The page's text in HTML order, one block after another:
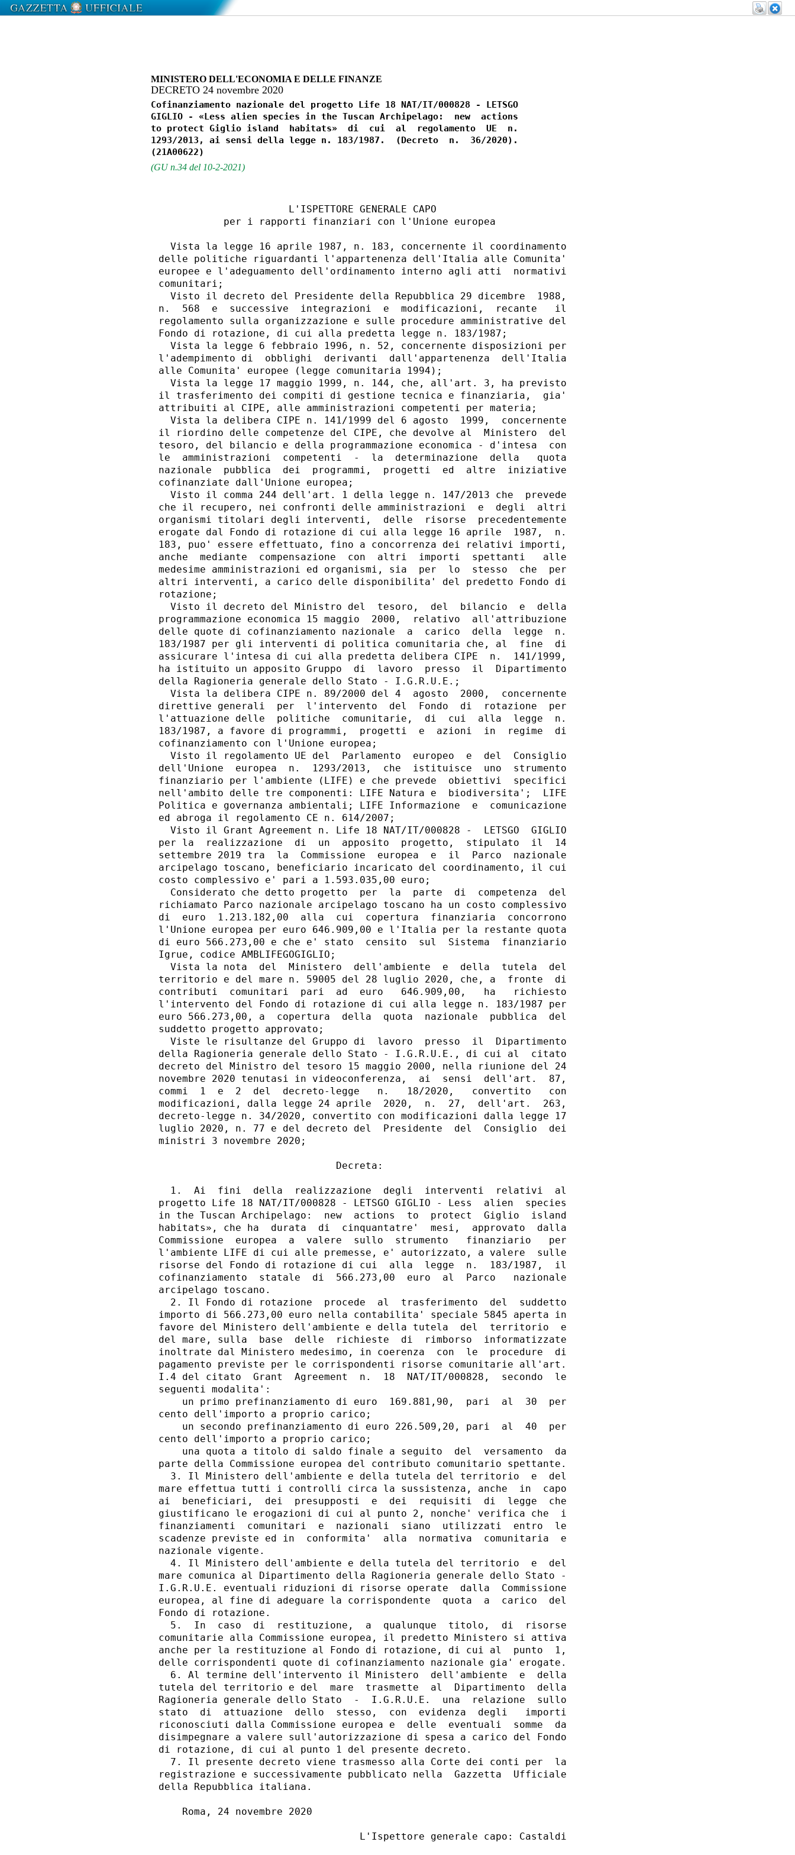
MINISTERO DELL'ECONOMIA E DELLE FINANZE
DECRETO 24 novembre 2020
Cofinanziamento nazionale del progetto Life 18 NAT/IT/000828 - LETSGO
GIGLIO - «Less alien species in the Tuscan Archipelago:  new  actions
to protect Giglio island  habitats»  di  cui  al  regolamento  UE  n.
1293/2013, ai sensi della legge n. 183/1987.  (Decreto  n.  36/2020).
(GU n.34 del 10-2-2021)
                      L'ISPETTORE GENERALE CAPO
           per i rapporti finanziari con l'Unione europea
  Vista la legge 16 aprile 1987, n. 183, concernente il coordinamento
delle politiche riguardanti l'appartenenza dell'Italia alle Comunita'
europee e l'adeguamento dell'ordinamento interno agli atti  normativi
comunitari;
  Visto il decreto del Presidente della Repubblica 29 dicembre  1988,
n.  568  e  successive  integrazioni  e  modificazioni,  recante   il
regolamento sulla organizzazione e sulle procedure amministrative del
Fondo di rotazione, di cui alla predetta legge n. 183/1987;
  Vista la legge 6 febbraio 1996, n. 52, concernente disposizioni per
l'adempimento di  obblighi  derivanti  dall'appartenenza  dell'Italia
alle Comunita' europee (legge comunitaria 1994);
  Vista la legge 17 maggio 1999, n. 144, che, all'art. 3, ha previsto
il trasferimento dei compiti di gestione tecnica e finanziaria,  gia'
attribuiti al CIPE, alle amministrazioni competenti per materia;
  Vista la delibera CIPE n. 141/1999 del 6 agosto  1999,  concernente
il riordino delle competenze del CIPE, che devolve al  Ministero  del
tesoro, del bilancio e della programmazione economica - d'intesa  con
le  amministrazioni  competenti  -  la  determinazione  della   quota
nazionale  pubblica  dei  programmi,  progetti  ed  altre  iniziative
cofinanziate dall'Unione europea;
  Visto il comma 244 dell'art. 1 della legge n. 147/2013 che  prevede
che il recupero, nei confronti delle amministrazioni  e  degli  altri
organismi titolari degli interventi,  delle  risorse  precedentemente
erogate dal Fondo di rotazione di cui alla legge 16 aprile  1987,  n.
183, puo' essere effettuato, fino a concorrenza dei relativi importi,
anche  mediante  compensazione  con  altri  importi  spettanti   alle
medesime amministrazioni ed organismi, sia  per  lo  stesso  che  per
altri interventi, a carico delle disponibilita' del predetto Fondo di
rotazione;
  Visto il decreto del Ministro del  tesoro,  del  bilancio  e  della
programmazione economica 15 maggio  2000,  relativo  all'attribuzione
delle quote di cofinanziamento nazionale  a  carico  della  legge  n.
183/1987 per gli interventi di politica comunitaria che, al  fine  di
assicurare l'intesa di cui alla predetta delibera CIPE  n.  141/1999,
ha istituito un apposito Gruppo  di  lavoro  presso  il  Dipartimento
della Ragioneria generale dello Stato - I.G.R.U.E.;
  Vista la delibera CIPE n. 89/2000 del 4  agosto  2000,  concernente
direttive generali  per  l'intervento  del  Fondo  di  rotazione  per
l'attuazione delle  politiche  comunitarie,  di  cui  alla  legge  n.
183/1987, a favore di programmi,  progetti  e  azioni  in  regime  di
cofinanziamento con l'Unione europea;
  Visto il regolamento UE del  Parlamento  europeo  e  del  Consiglio
dell'Unione  europea  n.  1293/2013,  che  istituisce  uno  strumento
finanziario per l'ambiente (LIFE) e che prevede  obiettivi  specifici
nell'ambito delle tre componenti: LIFE Natura e  biodiversita';  LIFE
Politica e governanza ambientali; LIFE Informazione  e  comunicazione
ed abroga il regolamento CE n. 614/2007;
  Visto il Grant Agreement n. Life 18 NAT/IT/000828 -  LETSGO  GIGLIO
per la  realizzazione  di  un  apposito  progetto,  stipulato  il  14
settembre 2019 tra  la  Commissione  europea  e  il  Parco  nazionale
arcipelago toscano, beneficiario incaricato del coordinamento, il cui
costo complessivo e' pari a 1.593.035,00 euro;
  Considerato che detto progetto  per  la  parte  di  competenza  del
richiamato Parco nazionale arcipelago toscano ha un costo complessivo
di  euro  1.213.182,00  alla  cui  copertura  finanziaria  concorrono
l'Unione europea per euro 646.909,00 e l'Italia per la restante quota
di euro 566.273,00 e che e' stato  censito  sul  Sistema  finanziario
Igrue, codice AMBLIFEGOGIGLIO;
  Vista la nota  del  Ministero  dell'ambiente  e  della  tutela  del
territorio e del mare n. 59005 del 28 luglio 2020, che, a  fronte  di
contributi  comunitari  pari  ad  euro   646.909,00,   ha   richiesto
l'intervento del Fondo di rotazione di cui alla legge n. 183/1987 per
euro 566.273,00, a  copertura  della  quota  nazionale  pubblica  del
suddetto progetto approvato;
  Viste le risultanze del Gruppo di  lavoro  presso  il  Dipartimento
della Ragioneria generale dello Stato - I.G.R.U.E., di cui al  citato
decreto del Ministro del tesoro 15 maggio 2000, nella riunione del 24
novembre 2020 tenutasi in videoconferenza,  ai  sensi  dell'art.  87,
commi  1  e  2  del  decreto-legge   n.   18/2020,   convertito   con
modificazioni, dalla legge 24 aprile  2020,  n.  27,  dell'art.  263,
decreto-legge n. 34/2020, convertito con modificazioni dalla legge 17
luglio 2020, n. 77 e del decreto del  Presidente  del  Consiglio  dei
ministri 3 novembre 2020;
                              Decreta:
  1.  Ai  fini  della  realizzazione  degli  interventi  relativi  al
progetto Life 18 NAT/IT/000828 - LETSGO GIGLIO - Less  alien  species
in the Tuscan Archipelago:  new  actions  to  protect  Giglio  island
habitats», che ha  durata  di  cinquantatre'  mesi,  approvato  dalla
Commissione  europea  a  valere  sullo  strumento   finanziario   per
l'ambiente LIFE di cui alle premesse, e' autorizzato, a valere  sulle
risorse del Fondo di rotazione di cui  alla  legge  n.  183/1987,  il
cofinanziamento  statale  di  566.273,00  euro  al  Parco   nazionale
arcipelago toscano.
  2. Il Fondo di rotazione  procede  al  trasferimento  del  suddetto
importo di 566.273,00 euro nella contabilita' speciale 5845 aperta in
favore del Ministero dell'ambiente e della tutela  del  territorio  e
del mare, sulla  base  delle  richieste  di  rimborso  informatizzate
inoltrate dal Ministero medesimo, in coerenza  con  le  procedure  di
pagamento previste per le corrispondenti risorse comunitarie all'art.
I.4 del citato  Grant  Agreement  n.  18  NAT/IT/000828,  secondo  le
seguenti modalita':
    un primo prefinanziamento di euro  169.881,90,  pari  al  30  per
cento dell'importo a proprio carico;
    un secondo prefinanziamento di euro 226.509,20, pari  al  40  per
cento dell'importo a proprio carico;
    una quota a titolo di saldo finale a seguito  del  versamento  da
parte della Commissione europea del contributo comunitario spettante.
  3. Il Ministero dell'ambiente e della tutela del territorio  e  del
mare effettua tutti i controlli circa la sussistenza, anche  in  capo
ai  beneficiari,  dei  presupposti  e  dei  requisiti  di  legge  che
giustificano le erogazioni di cui al punto 2, nonche' verifica che  i
finanziamenti  comunitari  e  nazionali  siano  utilizzati  entro  le
scadenze previste ed in  conformita'  alla  normativa  comunitaria  e
nazionale vigente.
  4. Il Ministero dell'ambiente e della tutela del territorio  e  del
mare comunica al Dipartimento della Ragioneria generale dello Stato -
I.G.R.U.E. eventuali riduzioni di risorse operate  dalla  Commissione
europea, al fine di adeguare la corrispondente  quota  a  carico  del
Fondo di rotazione.
  5.  In  caso  di  restituzione,  a  qualunque  titolo,  di  risorse
comunitarie alla Commissione europea, il predetto Ministero si attiva
anche per la restituzione al Fondo di rotazione, di cui al  punto  1,
delle corrispondenti quote di cofinanziamento nazionale gia' erogate.
  6. Al termine dell'intervento il Ministero  dell'ambiente  e  della
tutela del territorio e del  mare  trasmette  al  Dipartimento  della
Ragioneria generale dello Stato  -  I.G.R.U.E.  una  relazione  sullo
stato  di  attuazione  dello  stesso,  con  evidenza  degli   importi
riconosciuti dalla Commissione europea e  delle  eventuali  somme  da
disimpegnare a valere sull'autorizzazione di spesa a carico del Fondo
di rotazione, di cui al punto 1 del presente decreto.
  7. Il presente decreto viene trasmesso alla Corte dei conti per  la
registrazione e successivamente pubblicato nella  Gazzetta  Ufficiale
della Repubblica italiana.
    Roma, 24 novembre 2020
                                  L'Ispettore generale capo: Castaldi